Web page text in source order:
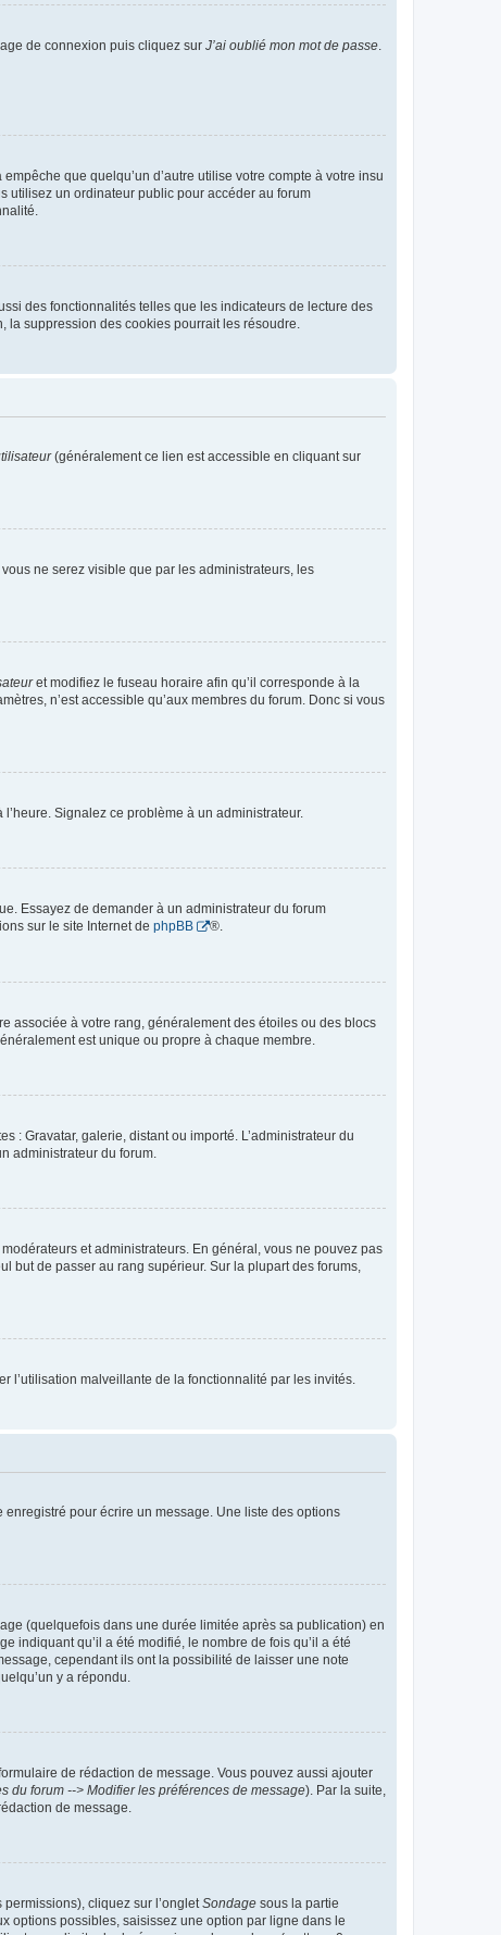
de connexion puis cliquez sur J’ai oublié mon mot de passe.
que quelqu’un d’autre utilise votre compte à votre insu
utilisez un ordinateur public pour accéder au forum
des fonctionnalités telles que les indicateurs de lecture des
la suppression des cookies pourrait les résoudre.
(généralement ce lien est accessible en cliquant sur
vous ne serez visible que par les administrateurs, les
et modifiez le fuseau horaire afin qu’il corresponde à la
n’est accessible qu’aux membres du forum. Donc si vous
Signalez ce problème à un administrateur.
Essayez de demander à un administrateur du forum
sur le site Internet de phpBB ®.
associée à votre rang, généralement des étoiles ou des blocs
est unique ou propre à chaque membre.
: Gravatar, galerie, distant ou importé. L’administrateur du
administrateur du forum.
et administrateurs. En général, vous ne pouvez pas
but de passer au rang supérieur. Sur la plupart des forums,
l’utilisation malveillante de la fonctionnalité par les invités.
pour écrire un message. Une liste des options
(quelquefois dans une durée limitée après sa publication) en
indiquant qu’il a été modifié, le nombre de fois qu’il a été
cependant ils ont la possibilité de laisser une note
y a répondu.
de rédaction de message. Vous pouvez aussi ajouter
du forum --> Modifier les préférences de message). Par la suite,
de message.
cliquez sur l’ongletSondage sous la partie
options possibles, saisissez une option par ligne dans le